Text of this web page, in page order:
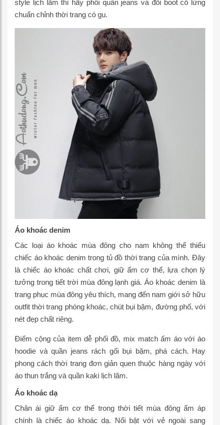
style lịch lãm thì hãy phối quần jeans và đôi boot cổ lửng
chuẩn chỉnh thời trang có gu.
Áo khoác denim
Các loại áo khoác mùa đông cho nam không thể thiếu
chiếc áo khoác denim trong tủ đồ thời trang của mình. Đây
là chiếc áo khoác chất chơi, giữ ấm cơ thể, lựa chọn lý
tưởng trong tiết trời mùa đông lạnh giá. Áo khoác denim là
trang phục mùa đông yêu thích, mang đến nam giới sở hữu
outfit thời trang phóng khoác, chút bụi bặm, đường phố, với
nét đẹp chất riêng.
Điểm cộng của item dễ phối đồ, mix match ấm áo với áo
hoodie và quần jeans rách gối bụi bặm, phá cách. Hay
phong cách thời trang đơn giản quen thuộc hàng ngày với
áo thun trắng và quần kaki lịch lãm.
Áo khoác dạ
Chân ái giữ ấm cơ thể trong thời tiết mùa đông ấm áp
chính là chiếc áo khoác dạ. Nổi bật với vẻ ngoài sang